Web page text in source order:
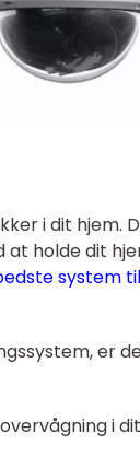
i dit hjem.
holde dit
system
er
i